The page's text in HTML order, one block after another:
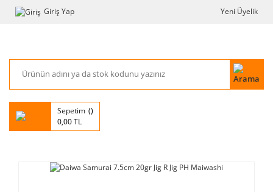
Giriş Yap Yeni Üyelik
Sepetim
0,00 TL